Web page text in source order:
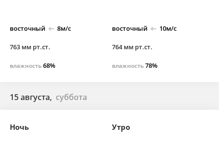
восточный 8м/с
763 мм рт.ст.
влажность68%
восточный 10м/с
764 мм рт.ст.
влажность78%
15 августа, суббота
Ночь Утро